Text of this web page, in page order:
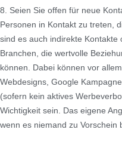
8. Seien Sie offen für neue
Personen in Kontakt zu treten,
sind es auch indirekte Kontakte
Branchen, die wertvolle
können. Dabei können vor
Webdesigns, Google
(sofern kein aktives
Wichtigkeit sein. Das eigene
wenn es niemand zu Vorschein